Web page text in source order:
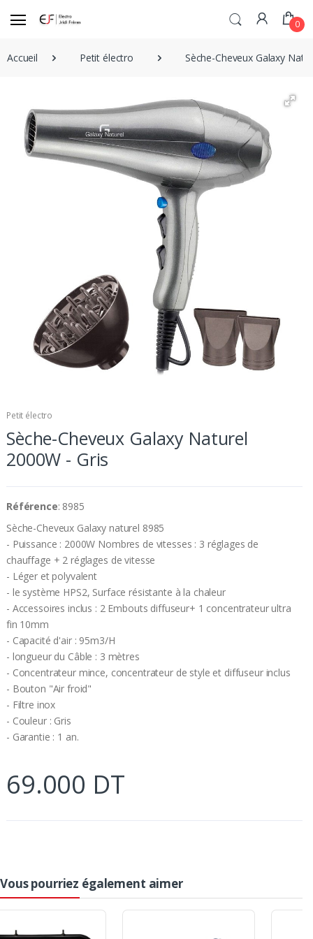
0
Accueil Petit électro Sèche-Cheveux Galaxy
Petit électro
Sèche-Cheveux Galaxy Naturel
2000W - Gris
Référence: 8985
Sèche-Cheveux Galaxy naturel 8985
- Puissance : 2000W Nombres de vitesses : 3 réglages de
chauffage + 2 réglages de vitesse
- Léger et polyvalent
- le système HPS2, Surface résistante à la chaleur
- Accessoires inclus : 2 Embouts diffuseur+ 1 concentrateur ultra
fin 10mm
- Capacité d'air : 95m3/H
- longueur du Câble : 3 mètres
- Concentrateur mince, concentrateur de style et diffuseur inclus
- Bouton "Air froid"
- Filtre inox
- Couleur : Gris
- Garantie : 1 an.
69.000 DT
Vous pourriez également aimer